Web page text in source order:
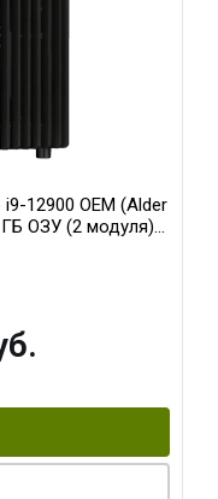
12900 OEM (Alder
ГБ ОЗУ (2 модуля)/
GDDR7 256bit 3xDP